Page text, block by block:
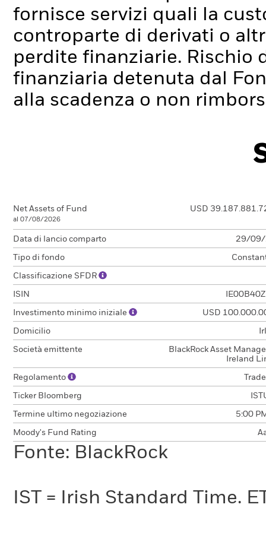
fornisce servizi quali la
controparte di derivati o
perdite finanziarie. Rischio
finanziaria detenuta dal
alla scadenza o non
Net Assets of Fund
al 07/08/2026
USD
Data di lancio comparto 29/09/
Tipo di fondo
Classificazione SFDR
ISIN
Investimento minimo iniziale USD
Domicilio
Società emittente
BlackRock Asset
Ireland
Regolamento
Ticker Bloomberg
Termine ultimo negoziazione 5:00
Moody's Fund Rating
Fonte: BlackRock
IST = Irish Standard Time.